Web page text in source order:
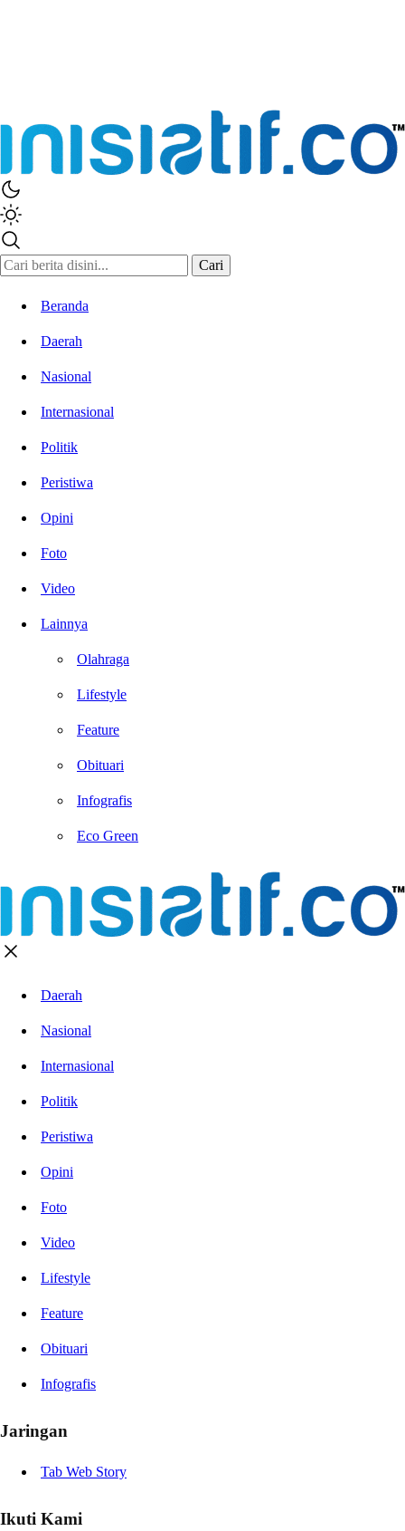
Inisiatif.co
Stay Connected Stay Informed
Cari
Beranda
Daerah
Nasional
Internasional
Politik
Peristiwa
Opini
Foto
Video
Lainnya
Olahraga
Lifestyle
Feature
Obituari
Infografis
Eco Green
Daerah
Nasional
Internasional
Politik
Peristiwa
Opini
Foto
Video
Lifestyle
Feature
Obituari
Infografis
Jaringan
Tab Web Story
Ikuti Kami